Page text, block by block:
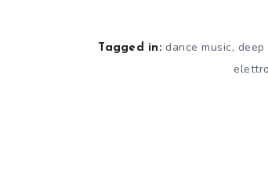
Tagged in: dance music, deep